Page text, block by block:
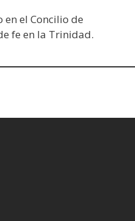
el Concilio de
fe en la Trinidad.